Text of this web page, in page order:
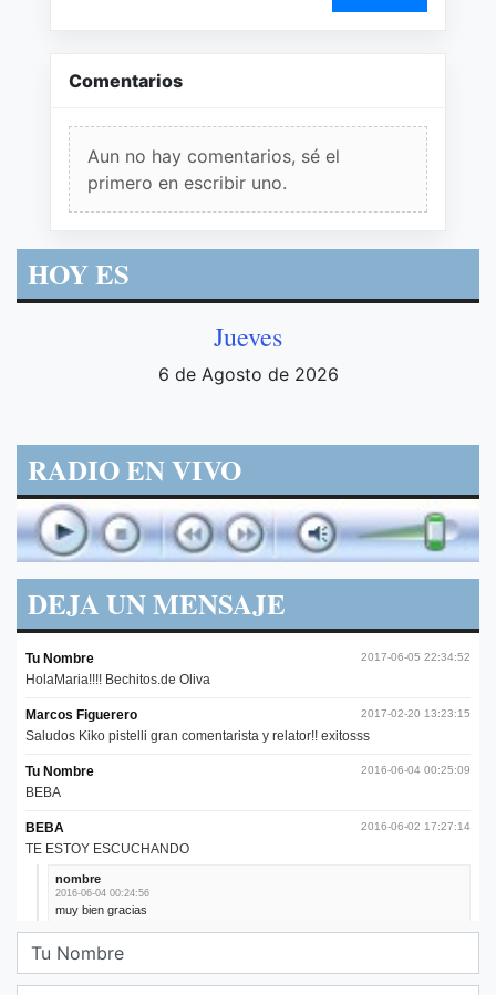
Comentarios
Aun no hay comentarios, sé el
primero en escribir uno.
HOY ES
Jueves
6 de Agosto de 2026
RADIO EN VIVO
DEJA UN MENSAJE